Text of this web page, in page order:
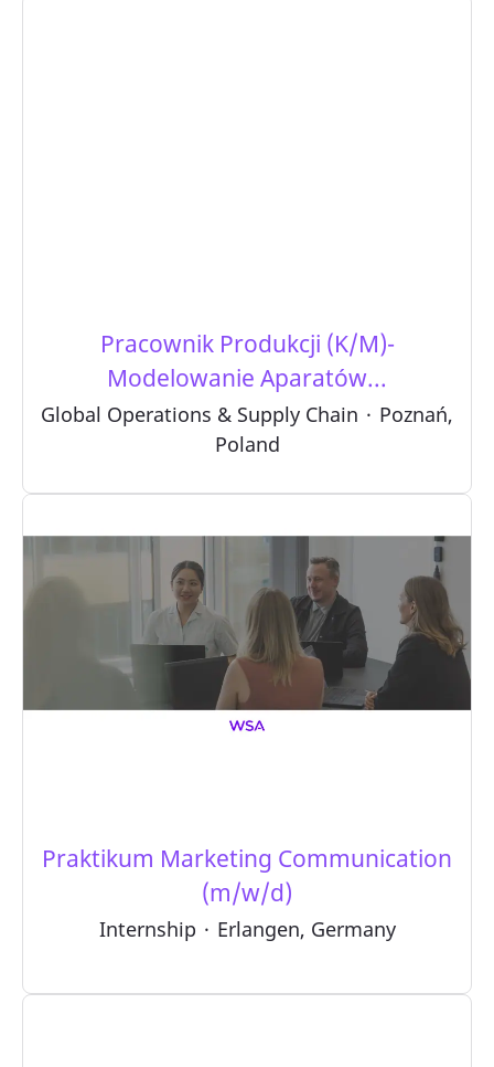
Pracownik Produkcji (K/M)-
Modelowanie Aparatów...
Global Operations & Supply Chain · Poznań,
Poland
Praktikum Marketing Communication
(m/w/d)
Internship · Erlangen, Germany